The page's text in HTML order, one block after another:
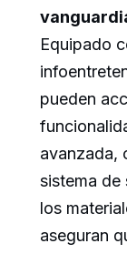
Equipado
pueden
avanzada,
sistema de
los
aseguran